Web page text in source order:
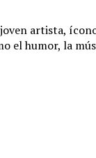
joven artista,
el humor, la